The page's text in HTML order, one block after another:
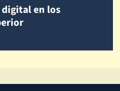
en los